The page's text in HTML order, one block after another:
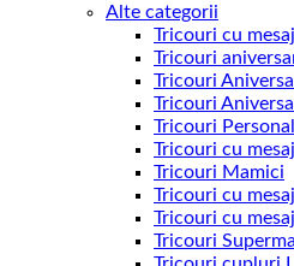
Alte categorii
Tricouri cu
Tricouri
Tricouri
Tricouri
Tricouri
Tricouri cu
Tricouri Mamici
Tricouri cu
Tricouri cu
Tricouri